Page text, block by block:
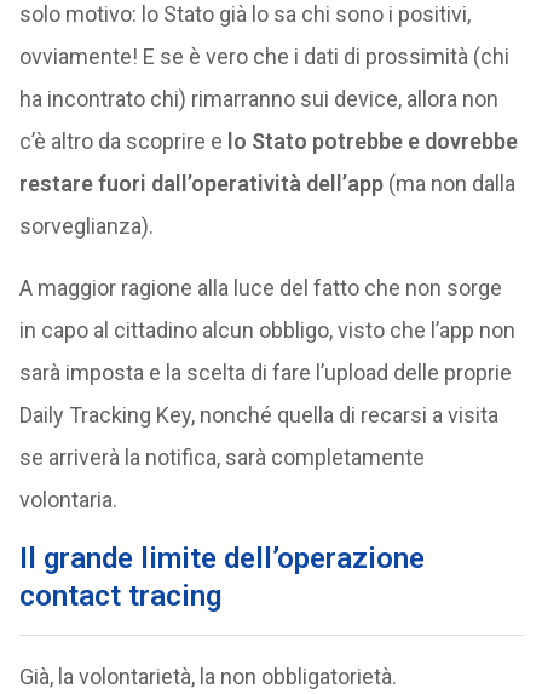
solo motivo: lo Stato già lo sa chi sono i positivi,
ovviamente! E se è vero che i dati di prossimità (chi
ha incontrato chi) rimarranno sui device, allora non
c’è altro da scoprire e lo Stato potrebbe e dovrebbe
restare fuori dall’operatività dell’app(ma non dalla
sorveglianza).
A maggior ragione alla luce del fatto che non sorge
in capo al cittadino alcun obbligo, visto che l’app non
sarà imposta e la scelta di fare l’upload delle proprie
Daily Tracking Key, nonché quella di recarsi a visita
se arriverà la notifica, sarà completamente
volontaria.
Il grande limite dell’operazione
contact tracing
Già, la volontarietà, la non obbligatorietà.